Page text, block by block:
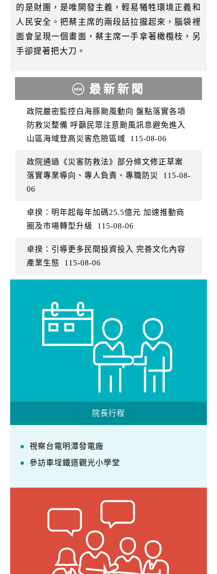
的是財團，是唯開發主義，輕易犧牲環境正義和
人民安全。把蔡主席的兩段話拉攏起來，腦袋裡
面會呈現一個畫面，蔡主席一手拿著橄欖枝，另
手卻提著把大刀。
最新新聞
政院嚴密監控白海豚颱風動向 盤點落實各項
防救災整備 呼籲民眾注意颱風訊息避免進入
山區海域登高災害危險區域
115-08-06
政院通過《災害防救法》部分條文修正草案
落實專業導向、專人負責、專職防災
115-08-
06
卓揆：明年起每年加碼25.5億元 加速推動商
圈及市場轉型升級
115-08-06
卓揆：引導更多民間投資投入 完善文化內容
產業生態
115-08-06
院長行程
視察台電明潭發電廠
參訪車埕鐵道觀光小學堂